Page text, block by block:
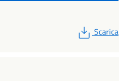
PDF
Scarica